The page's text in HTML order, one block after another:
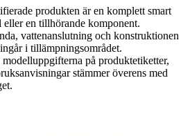
produkten är en komplett smart
eller en tillhörande komponent.
vattenanslutning och konstruktionen
i tillämpningsområdet.
på produktetiketter,
stämmer överens med